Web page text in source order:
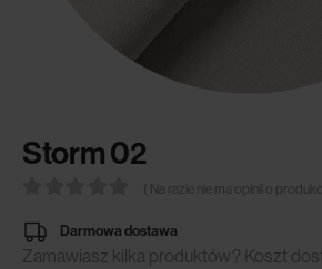
Storm 02
( Na razie nie ma opinii o
Darmowa dostawa
Zamawiasz kilka produktów? Koszt